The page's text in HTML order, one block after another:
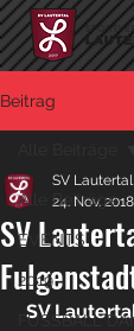
Beitrag
Alle Beiträge
EVENTS
2019
FUSSBALL
SV
SV Lautertal
24. Nov. 2018
SV